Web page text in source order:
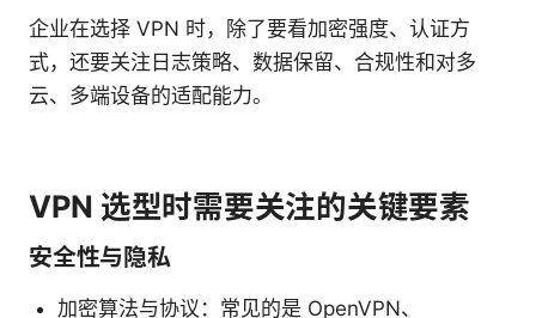
企业在选择 VPN 时，除了要看加密强度、认证方
式，还要关注日志策略、数据保留、合规性和对多
云、多端设备的适配能力。
VPN 选型时需要关注的关键要素
安全性与隐私
加密算法与协议：常见的是 OpenVPN、